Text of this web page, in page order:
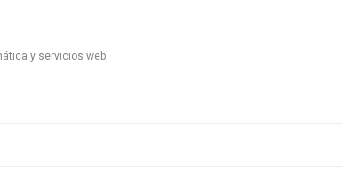
y servicios web.